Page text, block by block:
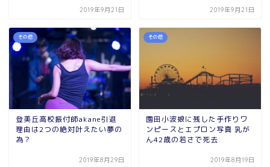
2019年9月21日 2019年9月21日
その他
登美丘高校振付師akane引退
理由は2つの絶対叶えたい夢の
為？
2019年8月29日
その他
園田小波娘に残した手作りワ
ンピースとエプロン写真 乳が
ん42歳の若さで死去
2019年8月19日